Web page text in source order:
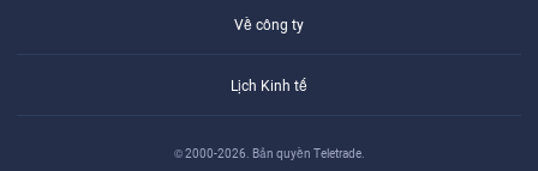
Về công ty
Lịch Kinh tế
© 2000-2026. Bản quyền Teletrade.